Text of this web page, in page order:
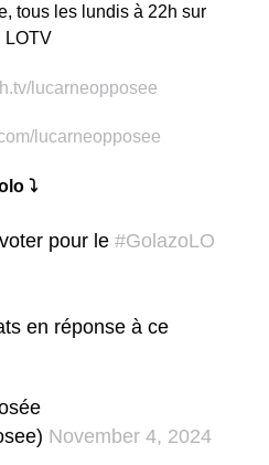
tous les lundis à 22h sur
LOTV
lucarneopposee
lucarneopposee
⤵️
pour le #GolazoLO
en réponse à ce
November 4, 2024